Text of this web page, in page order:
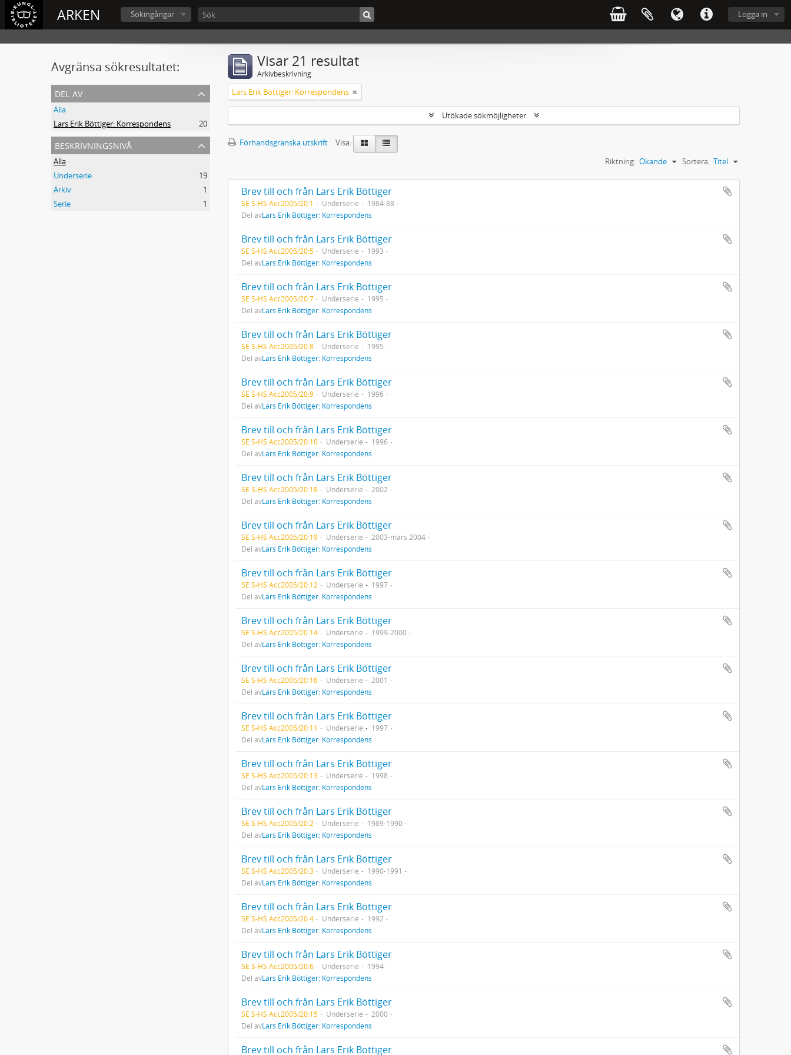
ARKEN Logga in
Sökingångar
Avgränsa sökresultatet:
del av
Alla
Lars Erik Böttiger: Korrespondens
20
beskrivningsnivå
Alla
Underserie
19
Arkiv
1
Serie
1
Visar 21 resultat
Arkivbeskrivning
Lars Erik Böttiger: Korrespondens
Utökade sökmöjligheter
Förhandsgranska utskrift
Visa:
Sortera: Titel
Riktning: Ökande
Brev till och från Lars Erik Böttiger
SE S-HS Acc2005/20:1 Underserie
1984-88
Del avLars Erik Böttiger: Korrespondens
Brev till och från Lars Erik Böttiger
SE S-HS Acc2005/20:5 Underserie
1993
Del avLars Erik Böttiger: Korrespondens
Brev till och från Lars Erik Böttiger
SE S-HS Acc2005/20:7 Underserie
1995
Del avLars Erik Böttiger: Korrespondens
Brev till och från Lars Erik Böttiger
SE S-HS Acc2005/20:8 Underserie
1995
Del avLars Erik Böttiger: Korrespondens
Brev till och från Lars Erik Böttiger
SE S-HS Acc2005/20:9 Underserie
1996
Del avLars Erik Böttiger: Korrespondens
Brev till och från Lars Erik Böttiger
SE S-HS Acc2005/20:10 Underserie
1996
Del avLars Erik Böttiger: Korrespondens
Brev till och från Lars Erik Böttiger
SE S-HS Acc2005/20:18 Underserie
2002
Del avLars Erik Böttiger: Korrespondens
Brev till och från Lars Erik Böttiger
SE S-HS Acc2005/20:19 Underserie
2003-mars 2004
Del avLars Erik Böttiger: Korrespondens
Brev till och från Lars Erik Böttiger
SE S-HS Acc2005/20:12 Underserie
1997
Del avLars Erik Böttiger: Korrespondens
Brev till och från Lars Erik Böttiger
SE S-HS Acc2005/20:14 Underserie
1999-2000
Del avLars Erik Böttiger: Korrespondens
Brev till och från Lars Erik Böttiger
SE S-HS Acc2005/20:16 Underserie
2001
Del avLars Erik Böttiger: Korrespondens
Brev till och från Lars Erik Böttiger
SE S-HS Acc2005/20:11 Underserie
1997
Del avLars Erik Böttiger: Korrespondens
Brev till och från Lars Erik Böttiger
SE S-HS Acc2005/20:13 Underserie
1998
Del avLars Erik Böttiger: Korrespondens
Brev till och från Lars Erik Böttiger
SE S-HS Acc2005/20:2 Underserie
1989-1990
Del avLars Erik Böttiger: Korrespondens
Brev till och från Lars Erik Böttiger
SE S-HS Acc2005/20:3 Underserie
1990-1991
Del avLars Erik Böttiger: Korrespondens
Brev till och från Lars Erik Böttiger
SE S-HS Acc2005/20:4 Underserie
1992
Del avLars Erik Böttiger: Korrespondens
Brev till och från Lars Erik Böttiger
SE S-HS Acc2005/20:6 Underserie
1994
Del avLars Erik Böttiger: Korrespondens
Brev till och från Lars Erik Böttiger
SE S-HS Acc2005/20:15 Underserie
2000
Del avLars Erik Böttiger: Korrespondens
Brev till och från Lars Erik Böttiger